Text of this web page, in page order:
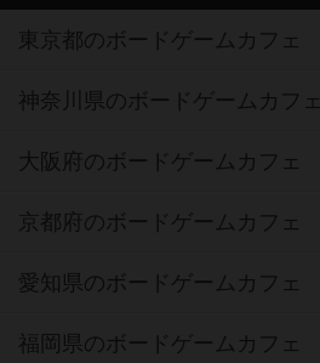
東京都のボードゲームカフェ
神奈川県のボードゲームカフェ
大阪府のボードゲームカフェ
京都府のボードゲームカフェ
愛知県のボードゲームカフェ
福岡県のボードゲームカフェ